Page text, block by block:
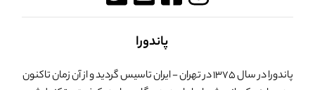
پاندورا
پاندورا در سال 1375 در تهران - ایران تاسیس گردید و از آن زمان تاکنون